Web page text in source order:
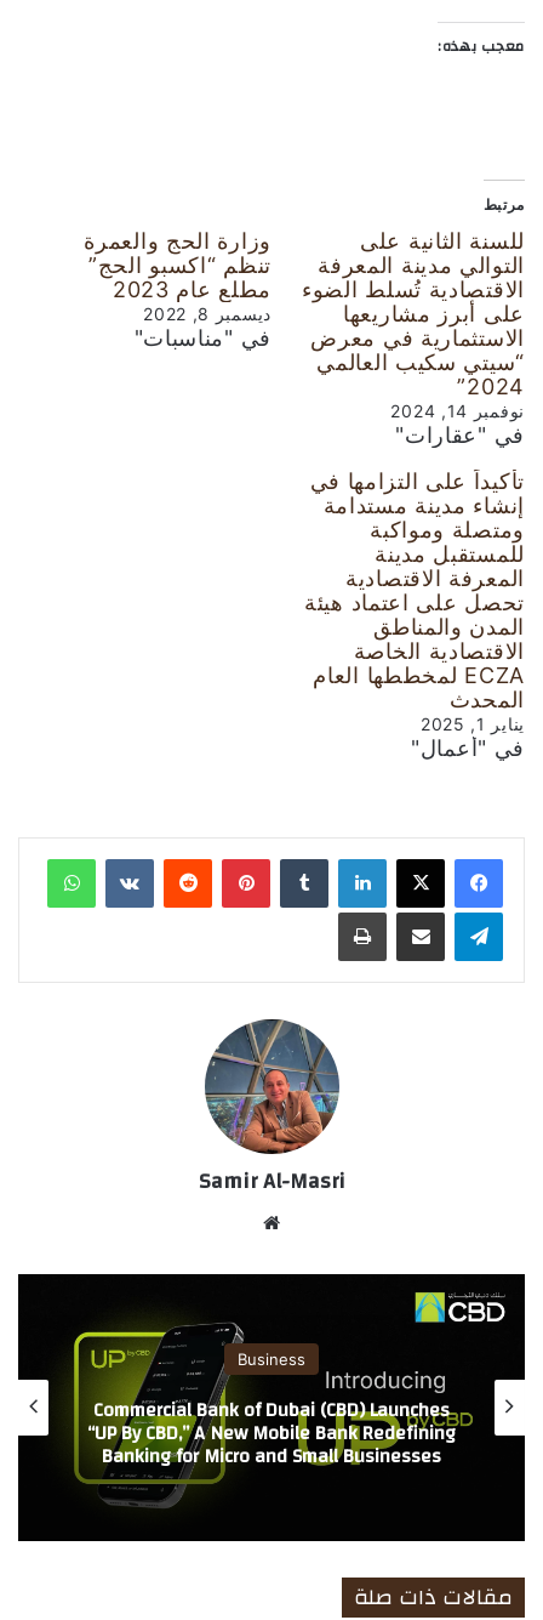
معجب بهذه:
مرتبط
للسنة الثانية على
التوالي مدينة المعرفة
الاقتصادية تُسلط الضوء
على أبرز مشاريعها
الاستثمارية في معرض
“سيتي سكيب العالمي
2024”
نوفمبر 14, 2024
في "عقارات"
وزارة الحج والعمرة
تنظم “اكسبو الحج”
مطلع عام 2023
ديسمبر 8, 2022
في "مناسبات"
تأكيداً على التزامها في
إنشاء مدينة مستدامة
ومتصلة ومواكبة
للمستقبل مدينة
المعرفة الاقتصادية
تحصل على اعتماد هيئة
المدن والمناطق
الاقتصادية الخاصة
ECZA لمخططها العام
المحدث
يناير 1, 2025
في "أعمال"
لينكدإن بينتيريست
Samir Al-Masri
الوي
Business
Commercial Bank of Dubai (CBD) Launches
“UP By CBD,” A New Mobile Bank Redefining
Banking for Micro and Small Businesses
مقالات ذات صلة